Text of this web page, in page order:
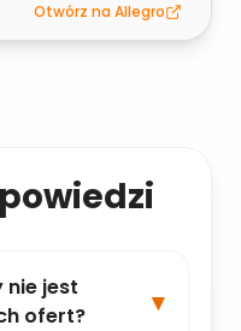
Otwórz na Allegro
nie jest
ofert?